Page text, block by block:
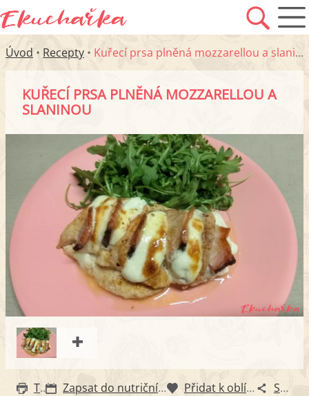
Úvod • Recepty • Kuřecí prsa plněná mozzarellou a slaninou
KUŘECÍ PRSA PLNĚNÁ MOZZARELLOU A
SLANINOU
Tisk Zapsat do nutričního diáře Přidat k oblíbeným Sdílet